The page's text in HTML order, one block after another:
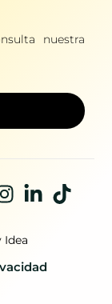
nuestra
Idea